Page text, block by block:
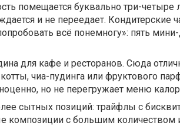
помещается буквально три-четыре
и не переедает. Кондитерские
всё понемногу»: пять
для кафе и ресторанов. Сюда
чиа-пудинга или фруктового
но не перегружает меню
сытных позиций: трайфлы с
композиции с большим количеством